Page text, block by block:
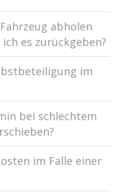
abholen
es zurückgeben?
im
bei schlechtem
im Falle einer